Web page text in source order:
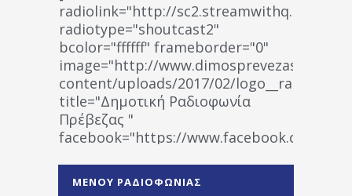
radiolink="http://
radiotype="shoutcast2"
bcolor="ffffff" frameborder="0"
image="http://www.dimosprevezas.gr/wp-
content/uploads/2017/02/
title="Δημοτική Ραδιοφωνία
Πρέβεζας "
facebook="https://www.facebook.com/
1531194763766854/" artist="" ]
ΜΕΝΟΥ ΡΑΔΙΟΦΩΝΙΑΣ